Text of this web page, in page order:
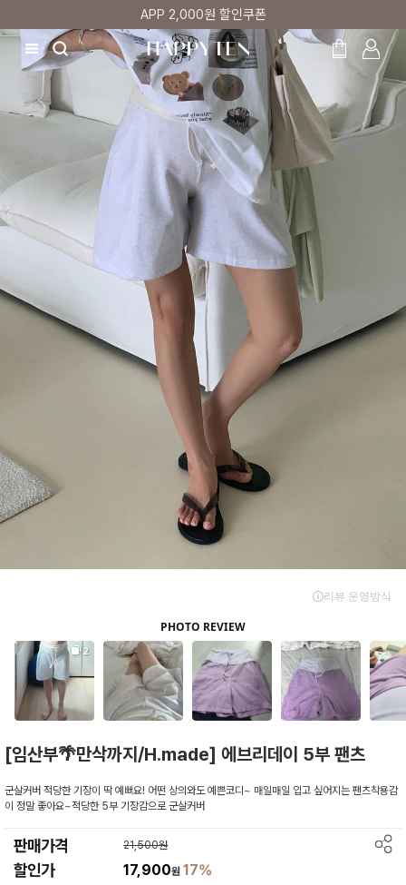
APP 2,000원 할인쿠폰
[임산부🌴만삭까지/H.made] 에브리데이 5부 팬츠
군살커버 적당한 기장이 딱 예뻐요! 어떤 상의와도 예쁜코디~ 매일매일 입고 싶어지는 팬츠착용감
이 정말 좋아요~적당한 5부 기장감으로 군살커버
판매가격 21,500원
할인가 17,900원17%